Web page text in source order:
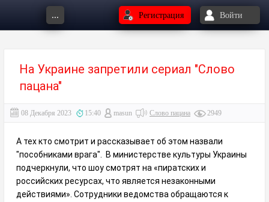
... Регистрация Войти
На Украине запретили сериал "Слово
пацана"
08 Декабря 2023 15:40 masun Слово пацана 2949
А тех кто смотрит и рассказывает об этом назвали
"пособниками врага". В министерстве культуры Украины
подчеркнули, что шоу смотрят на «пиратских и
российских ресурсах, что является незаконными
действиями». Сотрудники ведомства обращаются к